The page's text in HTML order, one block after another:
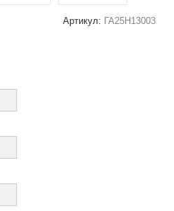
Артикул: ГА25Н13003